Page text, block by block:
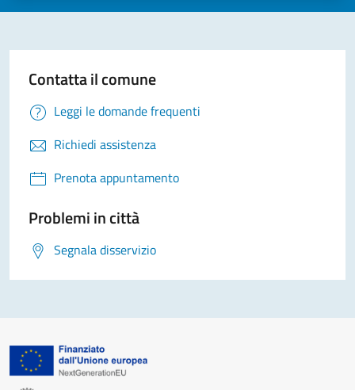
Contatta il comune
Leggi le domande frequenti
Richiedi assistenza
Prenota appuntamento
Problemi in città
Segnala disservizio